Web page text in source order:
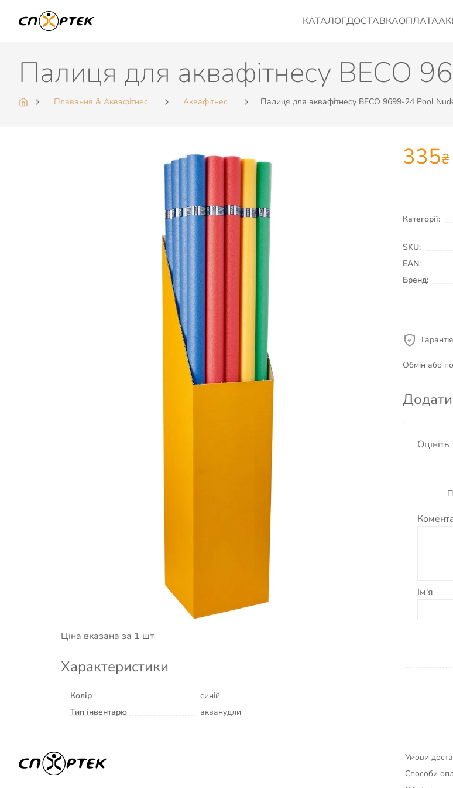
КАТАЛОГДОСТАВКАОПЛАТА
Палиця для аквафітнесу BECO
Плавання & Аквафітнес Аквафітнес Палиця для аквафітнесу BECO 9699-24 Pool
335₴
Категорії:
SKU:
EAN:
Бренд:
Гарантія
Обмін або
BECO Pool Noodle 9699 — стандартна аквапалка (нудл) для
аквафітнесу, навчання плаванню, терапії та розваг у басейні. Довжина
160 см, діаметр ~7 см. Екстремально гнучкий PE-foam: палку можна
згинати, скручувати та навіть зав'язувати вузлом без ризику зламу.
Використання: підтримка під грудьми при навчанні плаванню, тренажер
балансу (сидячи верхи), інструмент опору (занурення під воду), основа
. Також — просто весела іграшка
жовтий
та клубів — оптові коробки по 20 штук (арт. 969920).
PE-foam, екстремально гнучкий • 160 × Ø 7 см • для
аквафітнесу, навчання, терапії, розваг
Ціна вказана за 1 шт
Характеристики
Колір
синій
Тип інвентарю
акванудли
Додати
Ім'я
Умови
Способи